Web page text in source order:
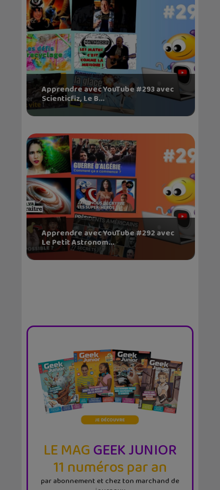
Apprendre avec YouTube #293 avec
Scienticfiz, Le B...
Apprendre avec YouTube #292 avec
Le Petit Astronom...
LE MAGGEEK JUNIOR
11 numéros par an
par abonnement et chez ton marchand de